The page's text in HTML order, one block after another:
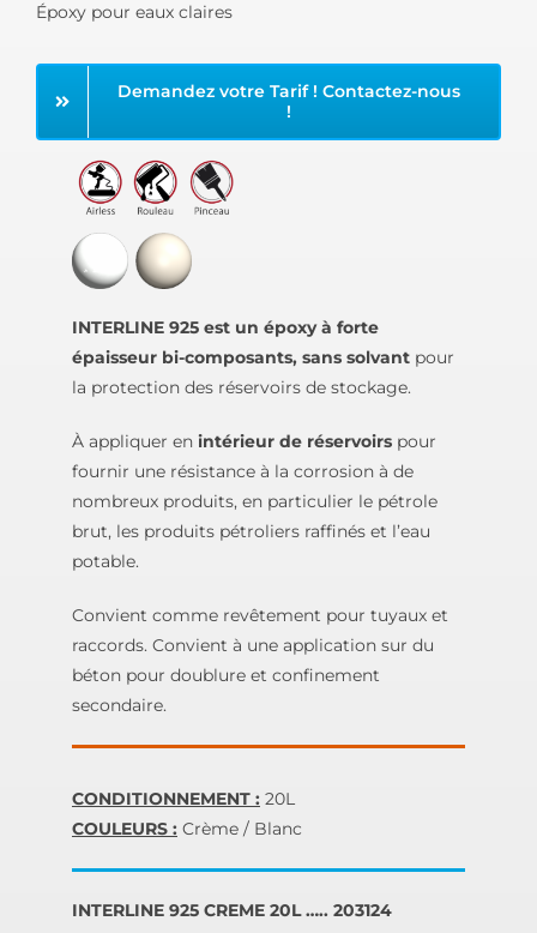
Époxy pour eaux claires
Demandez votre Tarif ! Contactez-nous
!
INTERLINE 925 est un époxy à forte
épaisseur bi-composants, sans solvantpour
la protection des réservoirs de stockage.
À appliquer en intérieur de réservoirspour
fournir une résistance à la corrosion à de
nombreux produits, en particulier le pétrole
brut, les produits pétroliers raffinés et l’eau
potable.
Convient comme revêtement pour tuyaux et
raccords. Convient à une application sur du
béton pour doublure et confinement
secondaire.
CONDITIONNEMENT : 20L
COULEURS : Crème / Blanc
INTERLINE 925 CREME 20L ….. 203124